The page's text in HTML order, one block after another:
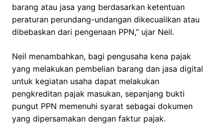
barang atau jasa yang berdasarkan ketentuan
peraturan perundang-undangan dikecualikan atau
dibebaskan dari pengenaan PPN,” ujar Neil.
Neil menambahkan, bagi pengusaha kena pajak
yang melakukan pembelian barang dan jasa digital
untuk kegiatan usaha dapat melakukan
pengkreditan pajak masukan, sepanjang bukti
pungut PPN memenuhi syarat sebagai dokumen
yang dipersamakan dengan faktur pajak.